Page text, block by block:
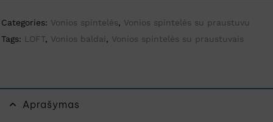
Categories: Vonios spintelės, Vonios spintelės su praustuvu
Tags:
LOFT, Vonios baldai, Vonios spintelės su praustuvais
Aprašymas